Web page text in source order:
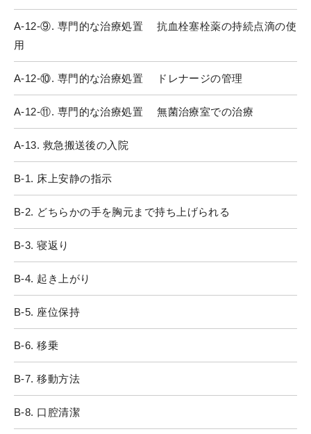
A-12-⑨. 専門的な治療処置 抗血栓塞栓薬の持続点滴の使
用
A-12-⑩. 専門的な治療処置 ドレナージの管理
A-12-⑪. 専門的な治療処置 無菌治療室での治療
A-13. 救急搬送後の入院
B-1. 床上安静の指示
B-2. どちらかの手を胸元まで持ち上げられる
B-3. 寝返り
B-4. 起き上がり
B-5. 座位保持
B-6. 移乗
B-7. 移動方法
B-8. 口腔清潔